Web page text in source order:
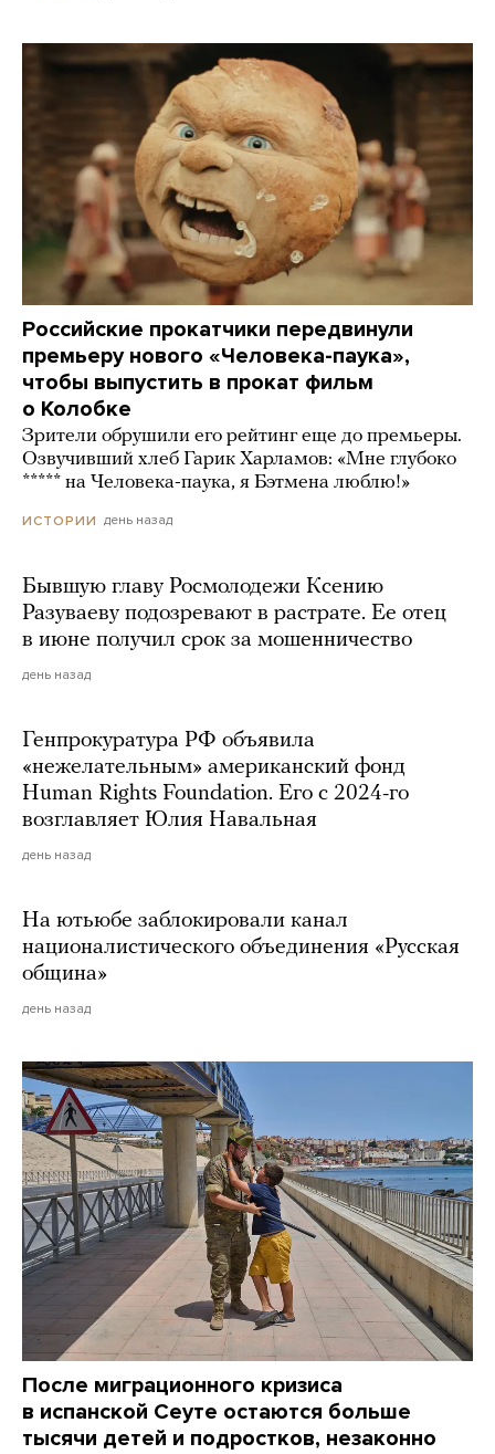
Российские прокатчики передвинули
премьеру нового «Человека-паука»,
чтобы выпустить в прокат фильм
о Колобке
Зрители обрушили его рейтинг еще до премьеры.
Озвучивший хлеб Гарик Харламов: «Мне глубоко
***** на Человека-паука, я Бэтмена люблю!»
ИСТОРИИ день назад
Бывшую главу Росмолодежи Ксению
Разуваеву подозревают в растрате. Ее отец
в июне получил срок за мошенничество
день назад
Генпрокуратура РФ объявила
«нежелательным» американский фонд
Human Rights Foundation. Его с 2024-го
возглавляет Юлия Навальная
день назад
На ютьюбе заблокировали канал
националистического объединения «Русская
община»
день назад
После миграционного кризиса
в испанской Сеуте остаются больше
тысячи детей и подростков, незаконно